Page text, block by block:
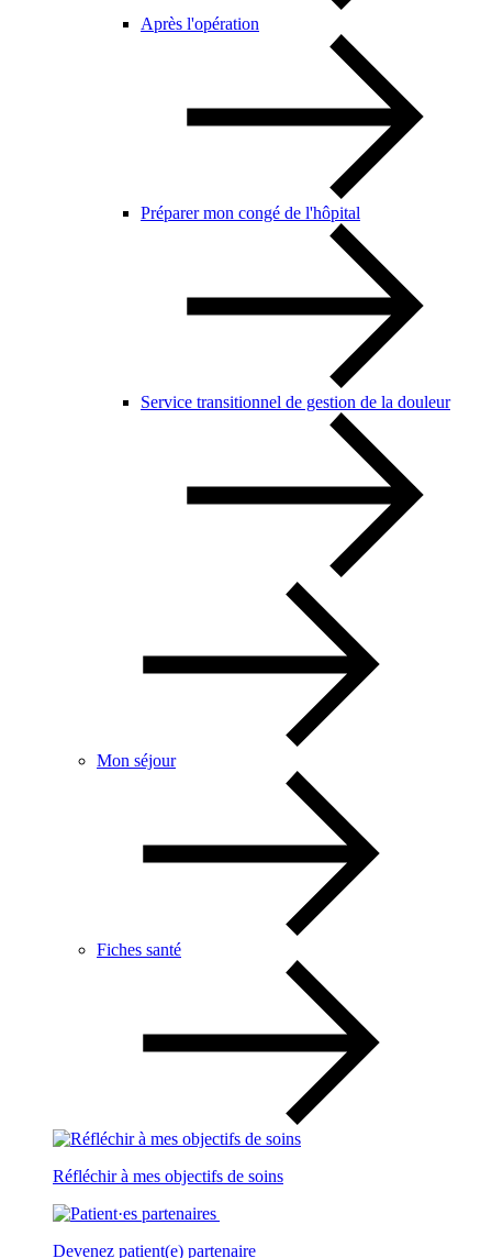
Après l'opération
Préparer mon congé de l'hôpital
Service transitionnel de gestion de la douleur
Mon séjour
Fiches santé
Réfléchir à mes objectifs de soins
Devenez patient(e) partenaire